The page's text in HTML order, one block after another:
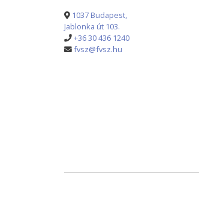
1037 Budapest,
Jablonka út 103.
+36 30 436 1240
fvsz@fvsz.hu